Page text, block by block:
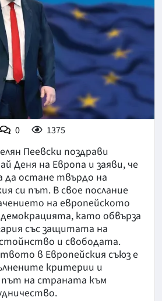
0 1375
Пеевски поздрави
Деня на Европа и заяви, че
остане твърдо на
си път. В свое послание
на европейското
като обвърза
със защитата на
и свободата.
в Европейския съюз е
критерии и
път на страната към